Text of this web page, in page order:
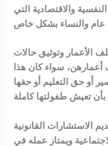
والاقتصادية التي
عام والنساء بشكل خاص
الأعمار وتوثيق حالات
أعمارهن، سواء كان هذا
أو حق التعليم أو حقها
تعيش طفولتها كاملة
الاستشارات القانونية
ويمتاز عمله في